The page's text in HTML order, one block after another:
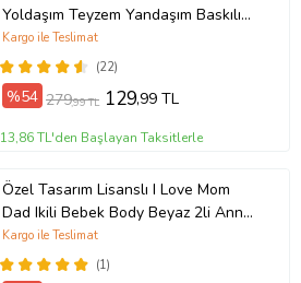
Yoldaşım Teyzem Yandaşım Baskılı
Body Zıbın
(22)
Kargo ile Teslimat
%54 279,99 TL 129,99 TL
13,86 TL'den Başlayan Taksitlerle
Özel Tasarım Lisanslı I Love Mom
Dad Ikili Bebek Body Beyaz 2li Anne
Baba Bebek Badi Zıbın
(1)
Kargo ile Teslimat